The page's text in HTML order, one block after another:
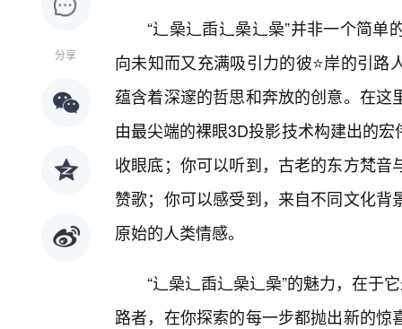
分享
“辶喿辶臿辶喿辶喿”并非一个简
向未知而又充满吸引力的彼⭐岸的引
蕴含着深邃的哲思和奔放的创意。在
由最尖端的裸眼3D投影技术构建出的
收眼底；你可以听到，古老的东方梵
赞歌；你可以感受到，来自不同文化
原始的人类情感。
“辶喿辶臿辶喿辶喿”的魅力，在于
路者，在你探索的每一步都抛出新的